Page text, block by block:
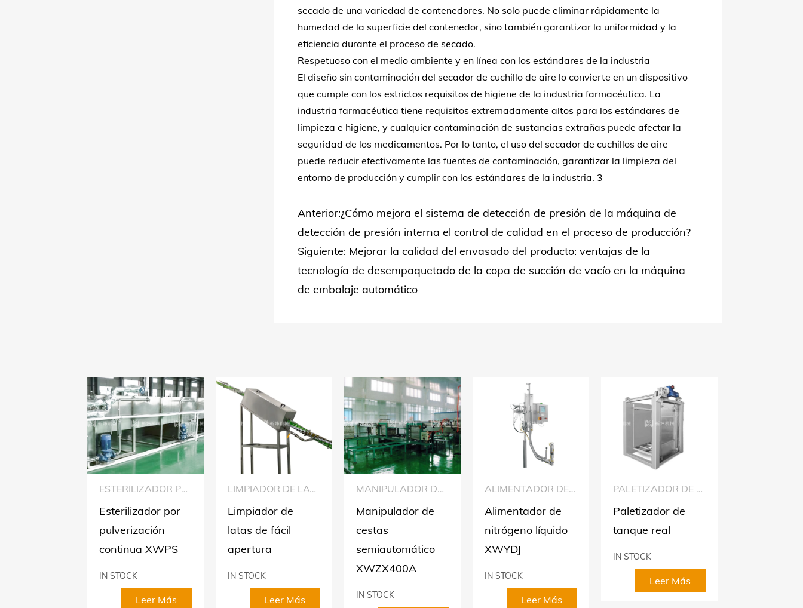
secado de una variedad de contenedores. No solo puede eliminar rápidamente la
humedad de la superficie del contenedor, sino también garantizar la uniformidad y la
eficiencia durante el proceso de secado.
Respetuoso con el medio ambiente y en línea con los estándares de la industria
El diseño sin contaminación del secador de cuchillo de aire lo convierte en un dispositivo
que cumple con los estrictos requisitos de higiene de la industria farmacéutica. La
industria farmacéutica tiene requisitos extremadamente altos para los estándares de
limpieza e higiene, y cualquier contaminación de sustancias extrañas puede afectar la
seguridad de los medicamentos. Por lo tanto, el uso del secador de cuchillos de aire
puede reducir efectivamente las fuentes de contaminación, garantizar la limpieza del
entorno de producción y cumplir con los estándares de la industria. 3
Anterior:¿Cómo mejora el sistema de detección de presión de la máquina de
detección de presión interna el control de calidad en el proceso de producción?
Siguiente: Mejorar la calidad del envasado del producto: ventajas de la
tecnología de desempaquetado de la copa de succión de vacío en la máquina
de embalaje automático
ESTERILIZADOR POR PULVERIZACIÓN CONTINUA
Esterilizador por
pulverización
continua XWPS
IN STOCK
Leer Más
LIMPIADOR DE LATAS DE FÁCIL APERTURA
Limpiador de
latas de fácil
apertura
IN STOCK
Leer Más
MANIPULADOR DE CESTAS SEMIAUTOMÁTICO XWZX400A
Manipulador de
cestas
semiautomático
XWZX400A
IN STOCK
ALIMENTADOR DE NITRÓGENO LÍQUIDO
Alimentador de
nitrógeno líquido
XWYDJ
IN STOCK
Leer Más
PALETIZADOR DE TANQUE REAL
Paletizador de
tanque real
IN STOCK
Leer Más